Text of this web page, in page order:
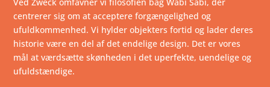
centrerer sig om at acceptere forgængelighed og
ufuldkommenhed. Vi hylder objekters fortid og lader deres
historie være en del af det endelige design. Det er vores
mål at værdsætte skønheden i det uperfekte, uendelige og
ufuldstændige.